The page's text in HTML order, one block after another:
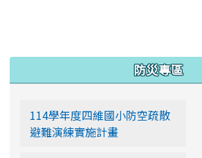
防災專區
114學年度四維國小防空疏散
避難演練實施計畫